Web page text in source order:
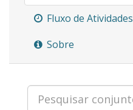
Fluxo de Atividades
Sobre